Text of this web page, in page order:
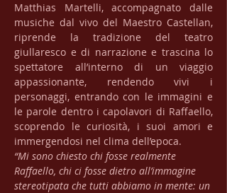
Matthias Martelli, accompagnato dalle
musiche dal vivo del Maestro Castellan,
riprende la tradizione del teatro
giullaresco e di narrazione e trascina lo
spettatore all’interno di un viaggio
appassionante, rendendo vivi i
personaggi, entrando con le immagini e
le parole dentro i capolavori di Raffaello,
scoprendo le curiosità, i suoi amori e
immergendosi nel clima dell’epoca.
“Mi sono chiesto chi fosse realmente
Raffaello, chi ci fosse dietro all’immagine
stereotipata che tutti abbiamo in mente: un